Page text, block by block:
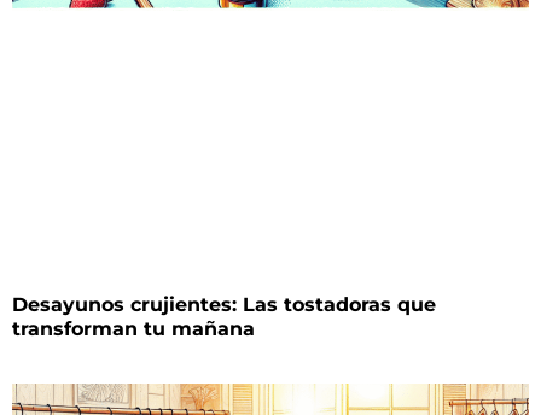
Desayunos crujientes: Las tostadoras que
transforman tu mañana